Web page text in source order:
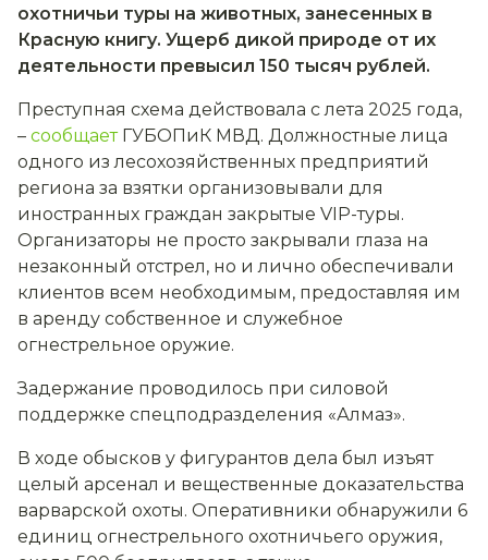
охотничьи туры на животных, занесенных в
Красную книгу. Ущерб дикой природе от их
деятельности превысил 150 тысяч рублей.
Преступная схема действовала с лета 2025 года,
– сообщает ГУБОПиК МВД. Должностные лица
одного из лесохозяйственных предприятий
региона за взятки организовывали для
иностранных граждан закрытые VIP-туры.
Организаторы не просто закрывали глаза на
незаконный отстрел, но и лично обеспечивали
клиентов всем необходимым, предоставляя им
в аренду собственное и служебное
огнестрельное оружие.
Задержание проводилось при силовой
поддержке спецподразделения «Алмаз».
В ходе обысков у фигурантов дела был изъят
целый арсенал и вещественные доказательства
варварской охоты. Оперативники обнаружили 6
единиц огнестрельного охотничьего оружия,